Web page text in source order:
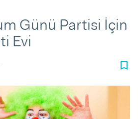
Günü Partisi İçin
Evi
bookmark_border